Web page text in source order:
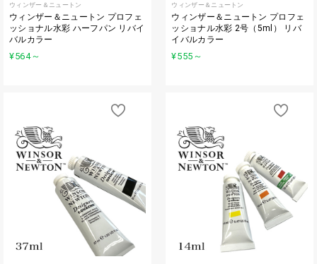
ウィンザー＆ニュートン
ウィンザー＆ニュートン プロフェ
ッショナル水彩 ハーフパン リバイ
バルカラー
¥564～
ウィンザー＆ニュートン
ウィンザー＆ニュートン プロフェ
ッショナル水彩 2号（5ml） リバ
イバルカラー
¥555 ～